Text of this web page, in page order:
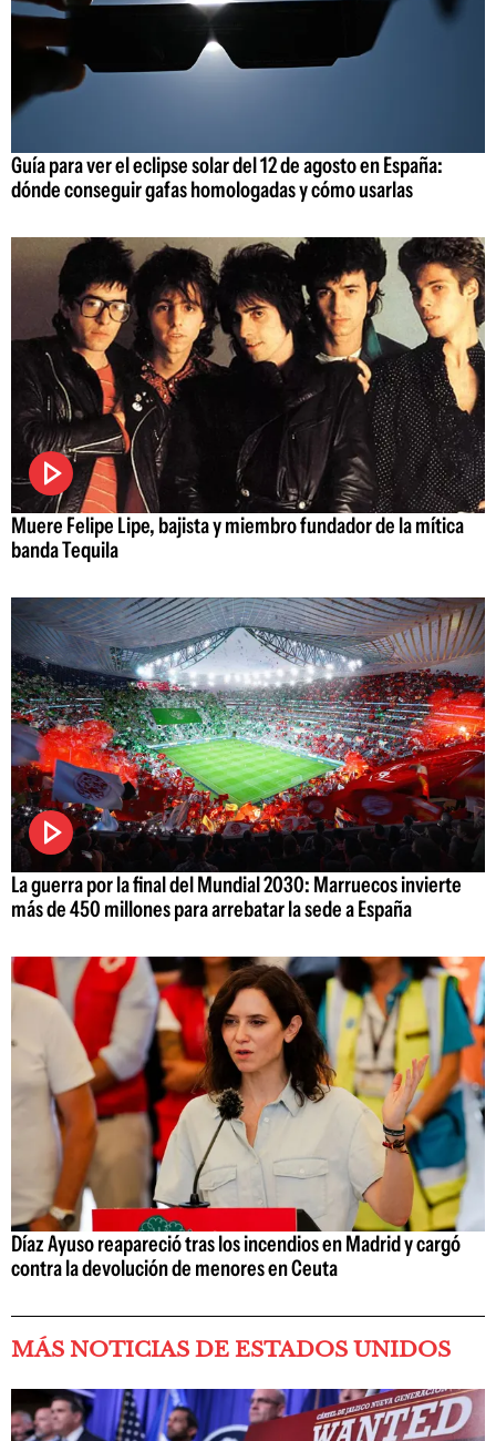
Guía para ver el eclipse solar del 12 de agosto en España:
dónde conseguir gafas homologadas y cómo usarlas
Muere Felipe Lipe, bajista y miembro fundador de la mítica
banda Tequila
La guerra por la final del Mundial 2030: Marruecos invierte
más de 450 millones para arrebatar la sede a España
Díaz Ayuso reapareció tras los incendios en Madrid y cargó
contra la devolución de menores en Ceuta
MÁS NOTICIAS DE ESTADOS UNIDOS